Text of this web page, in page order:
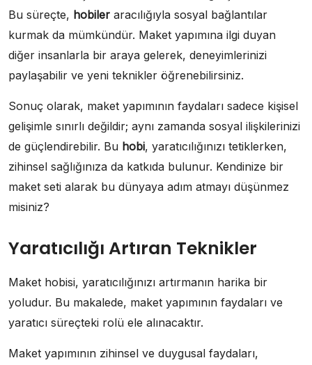
Bu süreçte, hobiler aracılığıyla sosyal bağlantılar
kurmak da mümkündür. Maket yapımına ilgi duyan
diğer insanlarla bir araya gelerek, deneyimlerinizi
paylaşabilir ve yeni teknikler öğrenebilirsiniz.
Sonuç olarak, maket yapımının faydaları sadece kişisel
gelişimle sınırlı değildir; aynı zamanda sosyal ilişkilerinizi
de güçlendirebilir. Bu hobi, yaratıcılığınızı tetiklerken,
zihinsel sağlığınıza da katkıda bulunur. Kendinize bir
maket seti alarak bu dünyaya adım atmayı düşünmez
misiniz?
Yaratıcılığı Artıran Teknikler
Maket hobisi, yaratıcılığınızı artırmanın harika bir
yoludur. Bu makalede, maket yapımının faydaları ve
yaratıcı süreçteki rolü ele alınacaktır.
Maket yapımının zihinsel ve duygusal faydaları,